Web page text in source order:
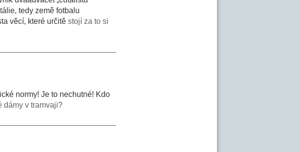
tedy země fotbalu
věcí, které určitě stojí za to si
normy! Je to nechutné! Kdo
dámy v tramvaji?